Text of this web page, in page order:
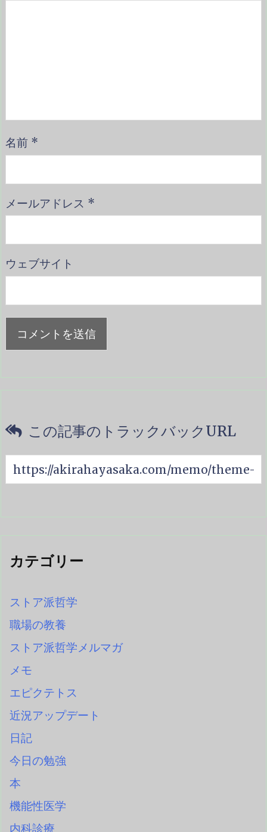
名前 *
メールアドレス *
ウェブサイト
この記事のトラックバックURL
カテゴリー
ストア派哲学
職場の教養
ストア派哲学メルマガ
メモ
エピクテトス
近況アップデート
日記
今日の勉強
本
機能性医学
内科診療